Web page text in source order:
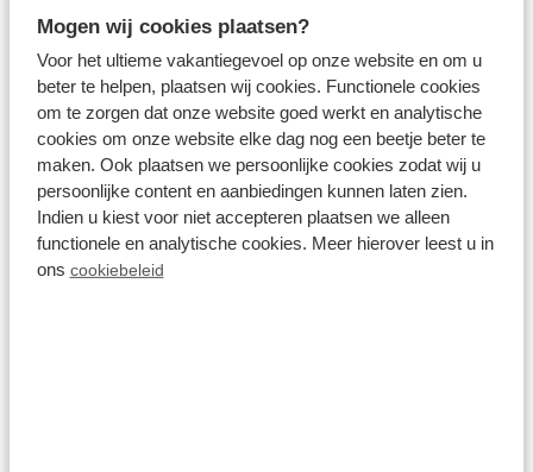
Mogen wij cookies plaatsen?
Voor het ultieme vakantiegevoel op onze website en om u
beter te helpen, plaatsen wij cookies. Functionele cookies
om te zorgen dat onze website goed werkt en analytische
cookies om onze website elke dag nog een beetje beter te
maken. Ook plaatsen we persoonlijke cookies zodat wij u
persoonlijke content en aanbiedingen kunnen laten zien.
Indien u kiest voor niet accepteren plaatsen we alleen
functionele en analytische cookies. Meer hierover leest u in
ons cookiebeleid
Groepsaccommodaties
Wat te doen tijdens een
vakantie met
jongvolwassenen?